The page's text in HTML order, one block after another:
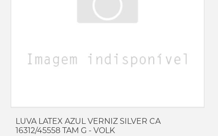
LUVA LATEX AZUL VERNIZ SILVER CA
16312/45558 TAM G - VOLK